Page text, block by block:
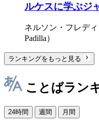
ルケスに学ぶジ
ネルソン・フレデ
Padilla）
ランキングをもっと見る
ことばラン
24時間 週間 月間